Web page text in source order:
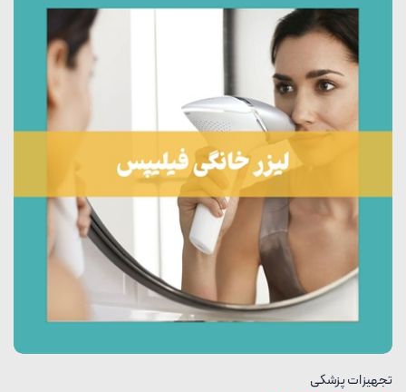
تجهیزات پزشکی